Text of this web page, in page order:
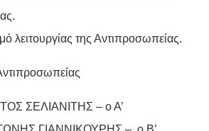
λειτουργίας της Αντιπροσωπείας.
ΣΕΛΙΑΝΙΤΗΣ – ο Α’